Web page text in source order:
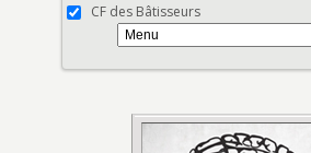
CF des Bâtisseurs